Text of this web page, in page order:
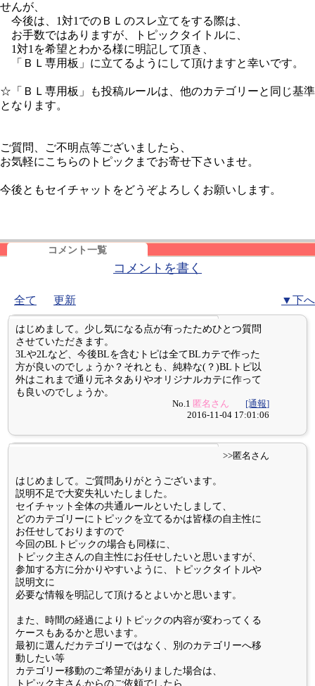
せんが、
今後は、1対1でのＢＬのスレ立てをする際は、
お手数ではありますが、トピックタイトルに、
1対1を希望とわかる様に明記して頂き、
「ＢＬ専用板」に立てるようにして頂けますと幸いです。
☆「ＢＬ専用板」も投稿ルールは、他のカテゴリーと同じ基準
となります。
ご質問、ご不明点等ございましたら、
お気軽にこちらのトピックまでお寄せ下さいませ。
今後ともセイチャットをどうぞよろしくお願いします。
コメント一覧
コメントを書く
全て 更新 ▼下へ
はじめまして。少し気になる点が有ったためひとつ質問
させていただきます。
3Lや2Lなど、今後BLを含むトピは全てBLカテで作った
方が良いのでしょうか？それとも、純粋な(？)BLトピ以
外はこれまで通り元ネタありやオリジナルカテに作って
も良いのでしょうか。
No.1 匿名さん
[通報]
2016-11-04 17:01:06
>>匿名さん
はじめまして。ご質問ありがとうございます。
説明不足で大変失礼いたしました。
セイチャット全体の共通ルールといたしまして、
どのカテゴリーにトピックを立てるかは皆様の自主性に
お任せしておりますので
今回のBLトピックの場合も同様に、
トピック主さんの自主性にお任せしたいと思いますが、
参加する方に分かりやすいように、トピックタイトルや
説明文に
必要な情報を明記して頂けるとよいかと思います。
また、時間の経過によりトピックの内容が変わってくる
ケースもあるかと思います。
最初に選んだカテゴリーではなく、別のカテゴリーへ移
動したい等
カテゴリー移動のご希望がありました場合は、
トピック主さんからのご依頼でしたら、